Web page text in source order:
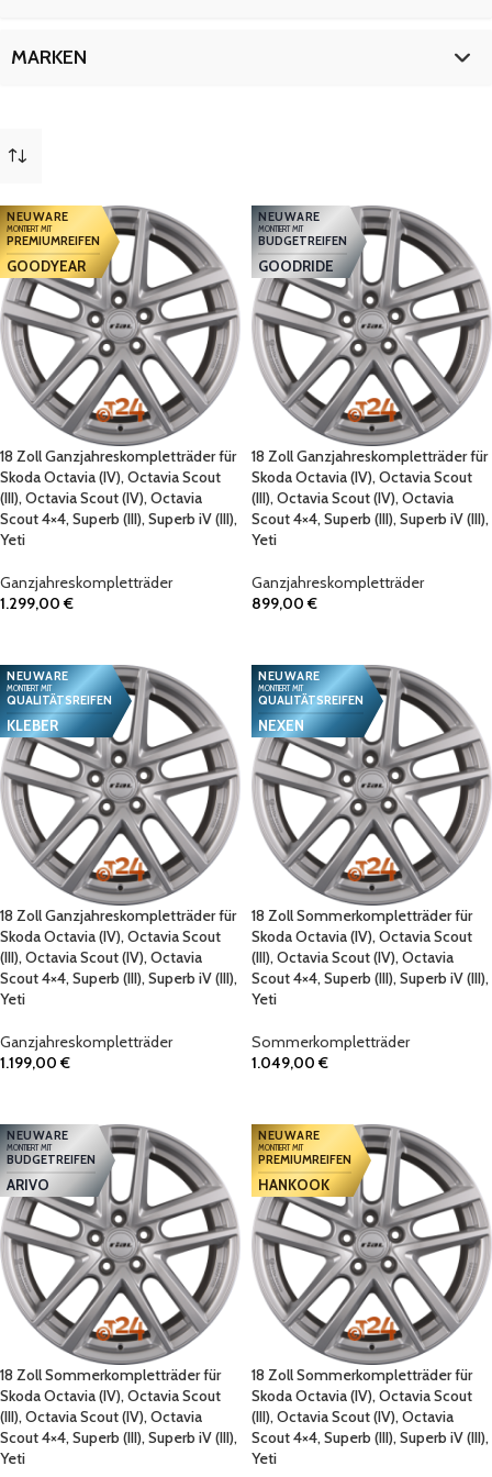
Superb iV (III)
9
MARKEN
NEUWARE
MONTIERT MIT
PREMIUMREIFEN
GOODYEAR
18 Zoll Ganzjahreskompletträder für
Skoda Octavia (IV), Octavia Scout
(III), Octavia Scout (IV), Octavia
Scout 4×4, Superb (III), Superb iV (III),
Yeti
Ganzjahreskompletträder
1.299,00€
NEUWARE
MONTIERT MIT
BUDGETREIFEN
GOODRIDE
18 Zoll Ganzjahreskompletträder für
Skoda Octavia (IV), Octavia Scout
(III), Octavia Scout (IV), Octavia
Scout 4×4, Superb (III), Superb iV (III),
Yeti
Ganzjahreskompletträder
899,00€
NEUWARE
MONTIERT MIT
QUALITÄTSREIFEN
KLEBER
18 Zoll Ganzjahreskompletträder für
Skoda Octavia (IV), Octavia Scout
(III), Octavia Scout (IV), Octavia
Scout 4×4, Superb (III), Superb iV (III),
Yeti
Ganzjahreskompletträder
1.199,00€
NEUWARE
MONTIERT MIT
QUALITÄTSREIFEN
NEXEN
18 Zoll Sommerkompletträder für
Skoda Octavia (IV), Octavia Scout
(III), Octavia Scout (IV), Octavia
Scout 4×4, Superb (III), Superb iV (III),
Yeti
Sommerkompletträder
1.049,00€
NEUWARE
MONTIERT MIT
BUDGETREIFEN
ARIVO
18 Zoll Sommerkompletträder für
Skoda Octavia (IV), Octavia Scout
(III), Octavia Scout (IV), Octavia
Scout 4×4, Superb (III), Superb iV (III),
Yeti
NEUWARE
MONTIERT MIT
PREMIUMREIFEN
HANKOOK
18 Zoll Sommerkompletträder für
Skoda Octavia (IV), Octavia Scout
(III), Octavia Scout (IV), Octavia
Scout 4×4, Superb (III), Superb iV (III),
Yeti